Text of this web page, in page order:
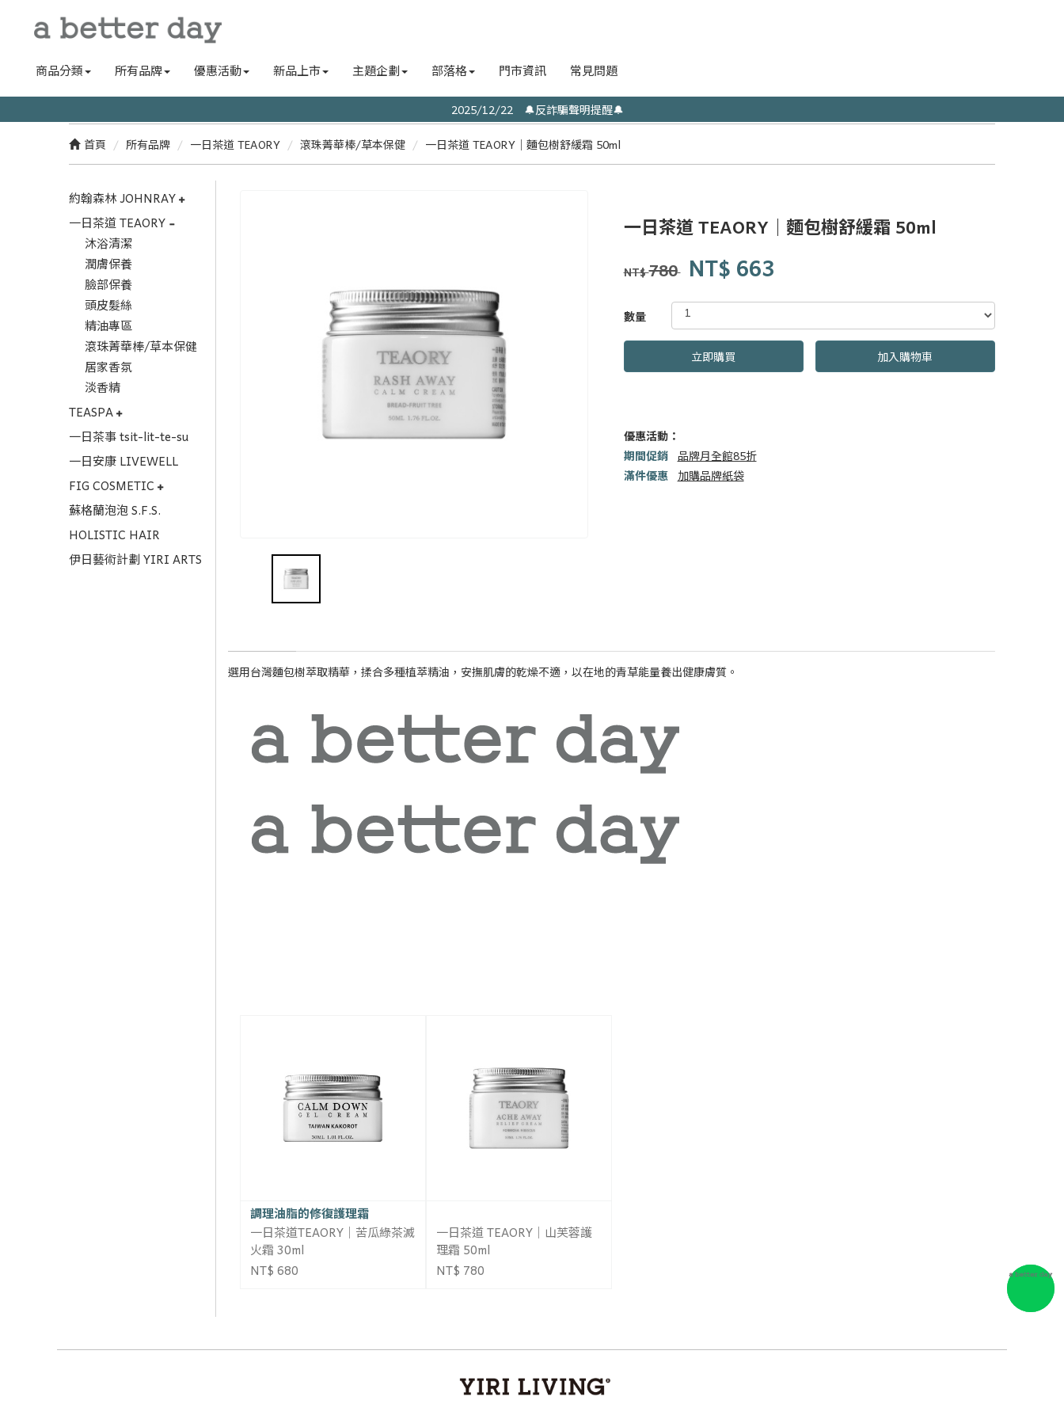
商品分類 所有品牌 優惠活動 新品上市 主題企劃 部落格 門市資訊 常見問題
2025/12/22 🔔反詐騙聲明提醒🔔
首頁
所有品牌 一日茶道 TEAORY 滾珠菁華棒/草本保健 一日茶道 TEAORY｜麵包樹舒緩霜 50ml
約翰森林 JOHNRAY
一日茶道 TEAORY
沐浴清潔
潤膚保養
臉部保養
頭皮髮絲
精油專區
滾珠菁華棒/草本保健
居家香氛
淡香精
TEASPA
一日茶事 tsit-lit-te-su
一日安康 LIVEWELL
FIG COSMETIC
蘇格蘭泡泡 S.F.S.
HOLISTIC HAIR
伊日藝術計劃 YIRI ARTS
一日茶道 TEAORY｜麵包樹舒緩霜 50ml
Y0071
一日
茶事
lit-
tê-
NT$780 NT$ 663
GOODS000000000000000170669
數量
立即購買 加入購物車
優惠活動：
期間促銷 品牌月全館85折
滿件優惠
加購品牌紙袋
選用台灣麵包樹萃取精華，揉合多種植萃精油，安撫肌膚的乾燥不適，以在地的青草能量養出健康膚質。
調理油脂的修復護理霜
一日茶道TEAORY｜苦瓜綠茶滅
火霜 30ml
NT$ 680
一日茶道 TEAORY｜山芙蓉護
理霜 50ml
NT$ 780